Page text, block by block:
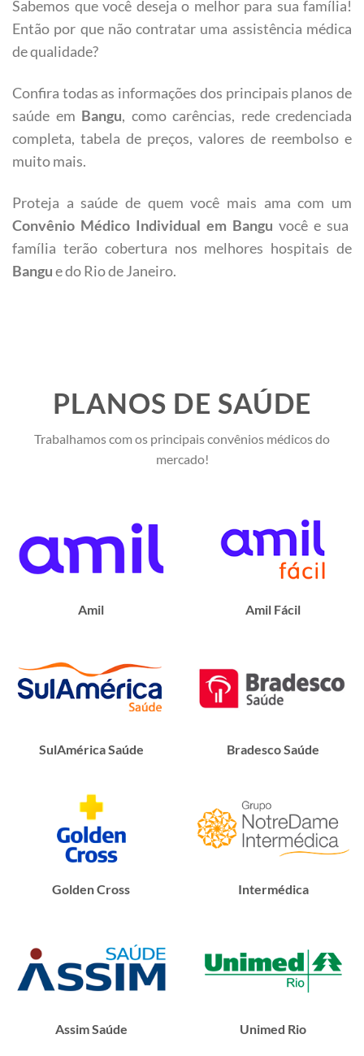
Sabemos que você deseja o melhor para sua família!
Então por que não contratar uma assistência médica
de qualidade?
Confira todas as informações dos principais planos de
saúde em Bangu, como carências, rede credenciada
completa, tabela de preços, valores de reembolso e
muito mais.
Proteja a saúde de quem você mais ama com um
Convênio Médico Individual em Bangu você e sua
família terão cobertura nos melhores hospitais de
Bangue do Rio de Janeiro.
PLANOS DE SAÚDE
Trabalhamos com os principais convênios médicos do
mercado!
Amil Amil Fácil
SulAmérica Saúde Bradesco Saúde
Golden Cross Intermédica
Assim Saúde Unimed Rio